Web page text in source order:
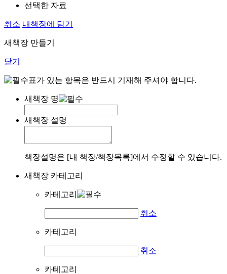
선택한 자료
취소 내책장에 담기
새책장 만들기
닫기
표가 있는 항목은 반드시 기재해 주셔야 합니다.
새책장 명
새책장 설명
책장설명은 [내 책장/책장목록]에서 수정할 수 있습니다.
새책장 카테고리
카테고리
취소
카테고리
취소
카테고리